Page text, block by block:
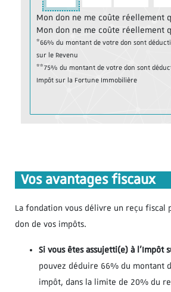
Mon don ne me coûte réellement
Mon don ne me coûte réellement
*66% du montant de votre don sont
sur le Revenu
**75% du montant de votre don sont
Impôt sur la Fortune Immobilière
Vos avantages fiscaux
La fondation vous délivre un reçu fiscal
don de vos impôts.
Si vous êtes assujetti(e) à l’Impôt
pouvez déduire 66% du montant
impôt, dans la limite de 20% du